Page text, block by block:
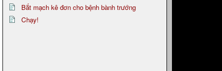
Bắt mạch kê đơn cho bệnh bành trướng
Chạy!